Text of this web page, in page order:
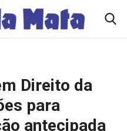
Direito da
para
antecipada